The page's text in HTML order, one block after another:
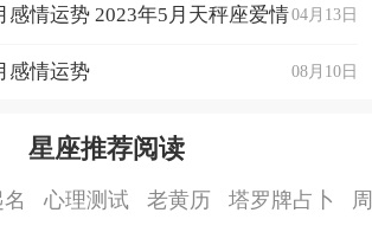
04月13日
感情运势 2023年5月天秤座爱情
08月10日
感情运势
星座推荐阅读
心理测试 老黄历 塔罗牌占卜